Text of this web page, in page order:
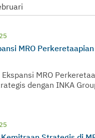
MRO
MRO
dengan INKA